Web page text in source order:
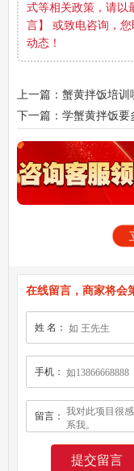
式等相关政策，请以
言】 或致电咨询，
动态！
上一篇：蟹黄拌饭培训
下一篇：学蟹黄拌饭要
在线留言，商家将会
姓 名：
手机：
留言：